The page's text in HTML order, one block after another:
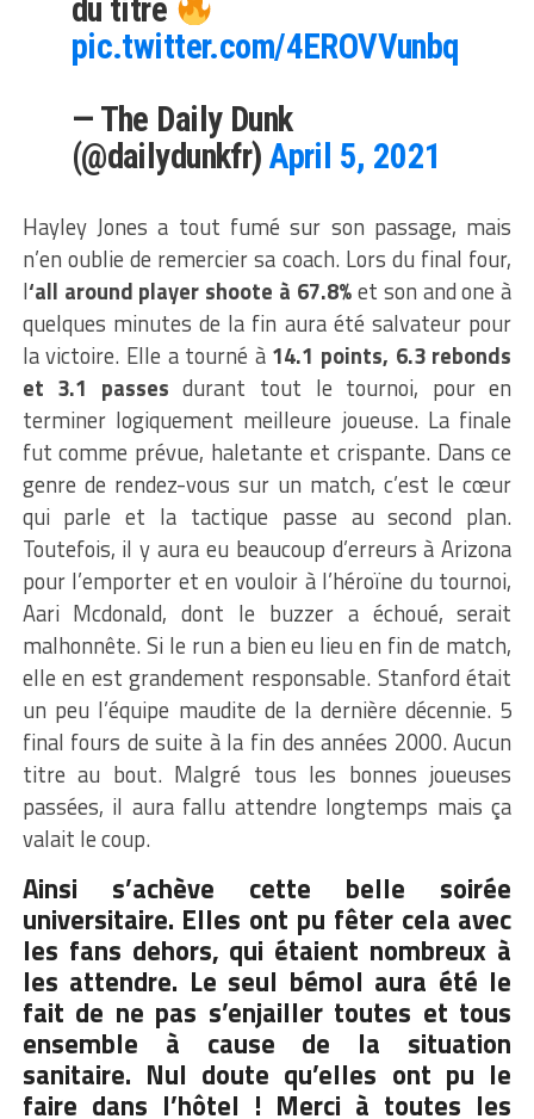
du titre
pic.twitter.com/4EROVVunbq
— The Daily Dunk
(@dailydunkfr)April 5, 2021
Hayley Jones a tout fumé sur son passage, mais
n’en oublie de remercier sa coach. Lors du final four,
l‘all around player shoote à 67.8%et son and one à
quelques minutes de la fin aura été salvateur pour
la victoire. Elle a tourné à 14.1 points, 6.3 rebonds
et 3.1 passes durant tout le tournoi, pour en
terminer logiquement meilleure joueuse. La finale
fut comme prévue, haletante et crispante. Dans ce
genre de rendez-vous sur un match, c’est le cœur
qui parle et la tactique passe au second plan.
Toutefois, il y aura eu beaucoup d’erreurs à Arizona
pour l’emporter et en vouloir à l’héroïne du tournoi,
Aari Mcdonald, dont le buzzer a échoué, serait
malhonnête. Si le run a bien eu lieu en fin de match,
elle en est grandement responsable. Stanford était
un peu l’équipe maudite de la dernière décennie. 5
final fours de suite à la fin des années 2000. Aucun
titre au bout. Malgré tous les bonnes joueuses
passées, il aura fallu attendre longtemps mais ça
valait le coup.
Ainsi s’achève cette belle soirée
universitaire. Elles ont pu fêter cela avec
les fans dehors, qui étaient nombreux à
les attendre. Le seul bémol aura été le
fait de ne pas s’enjailler toutes et tous
ensemble à cause de la situation
sanitaire. Nul doute qu’elles ont pu le
faire dans l’hôtel ! Merci à toutes les